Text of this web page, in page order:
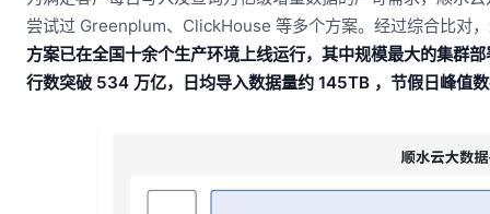
尝试过 Greenplum、ClickHouse 等多个方案。经过综合比对
方案已在全国十余个生产环境上线运行，其中规模最大的集群
行数突破 534 万亿，日均导入数据量约 145TB ，节假日峰值